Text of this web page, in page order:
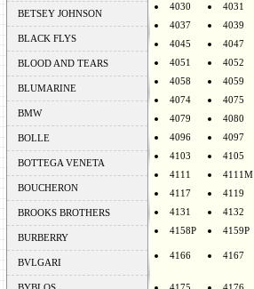
BETSEY JOHNSON
BLACK FLYS
BLOOD AND TEARS
BLUMARINE
BMW
BOLLE
BOTTEGA VENETA
BOUCHERON
BROOKS BROTHERS
BURBERRY
BVLGARI
4030
4031
4037
4039
4045
4047
4051
4052
4058
4059
4074
4075
4079
4080
4096
4097
4103
4105
4111
4111M
4117
4119
4131
4132
4158P
4159P
4166 4167